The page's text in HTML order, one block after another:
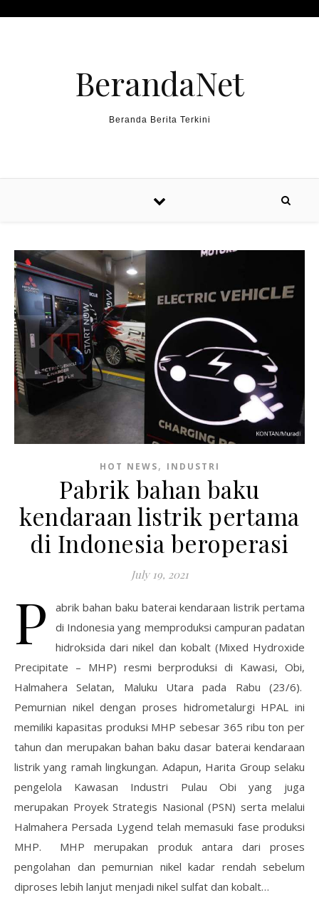
BerandaNet
Beranda Berita Terkini
HOT NEWS, INDUSTRI
Pabrik bahan baku
kendaraan listrik pertama
di Indonesia beroperasi
July 19, 2021
P
abrik bahan baku baterai kendaraan listrik pertama
di Indonesia yang memproduksi campuran padatan
hidroksida dari nikel dan kobalt (Mixed Hydroxide
Precipitate – MHP) resmi berproduksi di Kawasi, Obi,
Halmahera Selatan, Maluku Utara pada Rabu (23/6).
Pemurnian nikel dengan proses hidrometalurgi HPAL ini
memiliki kapasitas produksi MHP sebesar 365 ribu ton per
tahun dan merupakan bahan baku dasar baterai kendaraan
listrik yang ramah lingkungan. Adapun, Harita Group selaku
pengelola Kawasan Industri Pulau Obi yang juga
merupakan Proyek Strategis Nasional (PSN) serta melalui
Halmahera Persada Lygend telah memasuki fase produksi
MHP. MHP merupakan produk antara dari proses
pengolahan dan pemurnian nikel kadar rendah sebelum
diproses lebih lanjut menjadi nikel sulfat dan kobalt…